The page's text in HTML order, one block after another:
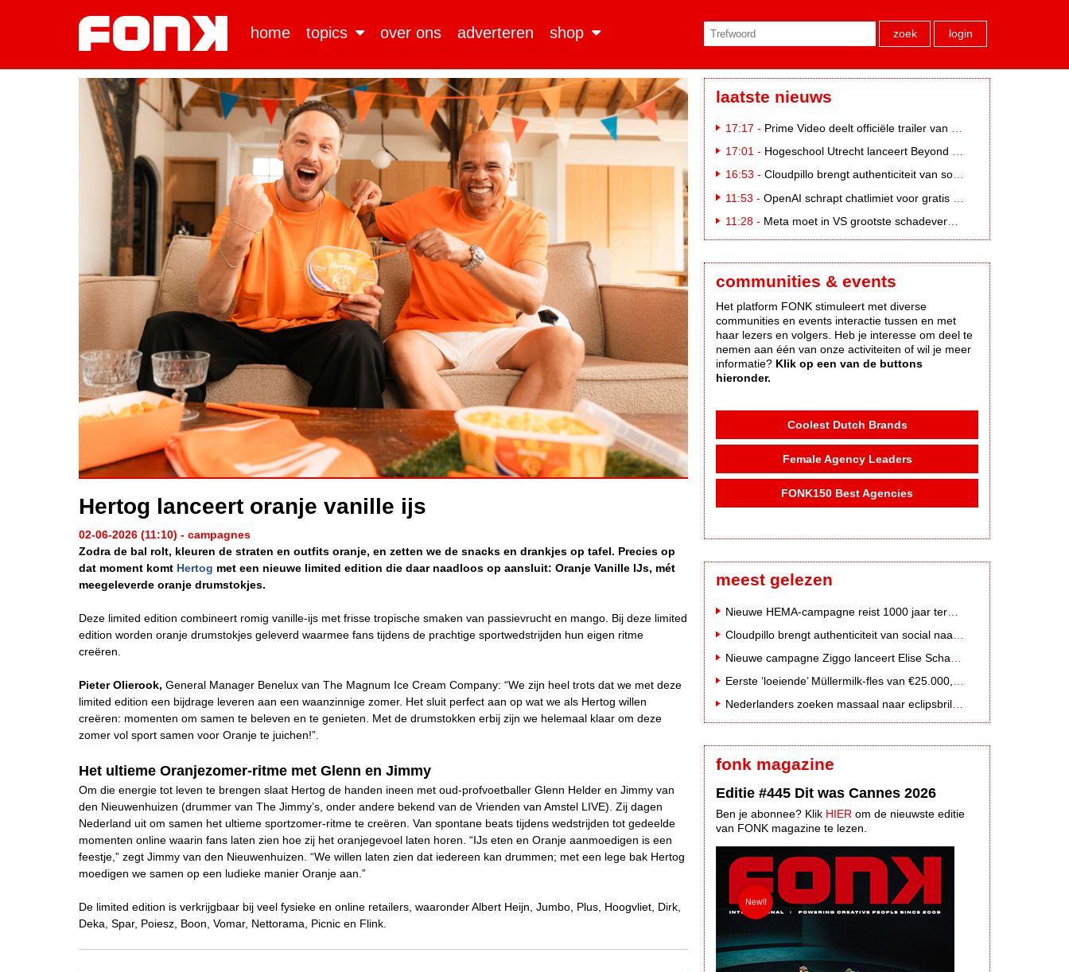
home topics over ons adverteren shop zoek login
Hertog lanceert oranje vanille ijs
02-06-2026 (11:10) - campagnes
Zodra de bal rolt, kleuren de straten en outfits oranje, en zetten we de snacks en drankjes op tafel. Precies op
dat moment komt Hertog met een nieuwe limited edition die daar naadloos op aansluit: Oranje Vanille IJs, mét
meegeleverde oranje drumstokjes.
Deze limited edition combineert romig vanille-ijs met frisse tropische smaken van passievrucht en mango. Bij deze limited
edition worden oranje drumstokjes geleverd waarmee fans tijdens de prachtige sportwedstrijden hun eigen ritme
creëren.
Pieter Olierook, General Manager Benelux van The Magnum Ice Cream Company: “We zijn heel trots dat we met deze
limited edition een bijdrage leveren aan een waanzinnige zomer. Het sluit perfect aan op wat we als Hertog willen
creëren: momenten om samen te beleven en te genieten. Met de drumstokken erbij zijn we helemaal klaar om deze
zomer vol sport samen voor Oranje te juichen!”.
Het ultieme Oranjezomer-ritme met Glenn en Jimmy
Om die energie tot leven te brengen slaat Hertog de handen ineen met oud-profvoetballer Glenn Helder en Jimmy van
den Nieuwenhuizen (drummer van The Jimmy’s, onder andere bekend van de Vrienden van Amstel LIVE). Zij dagen
Nederland uit om samen het ultieme sportzomer-ritme te creëren. Van spontane beats tijdens wedstrijden tot gedeelde
momenten online waarin fans laten zien hoe zij het oranjegevoel laten horen. “IJs eten en Oranje aanmoedigen is een
feestje,” zegt Jimmy van den Nieuwenhuizen. “We willen laten zien dat iedereen kan drummen; met een lege bak Hertog
moedigen we samen op een ludieke manier Oranje aan.”
De limited edition is verkrijgbaar bij veel fysieke en online retailers, waaronder Albert Heijn, Jumbo, Plus, Hoogvliet, Dirk,
Deka, Spar, Poiesz, Boon, Vomar, Nettorama, Picnic en Flink.
laatste nieuws
17:17 - Prime Video deelt officiële trailer van L*VE KLEINE
17:01 - Hogeschool Utrecht lanceert Beyond Campus binnen International Creative Business
16:53 - Cloudpillo brengt authenticiteit van social naar tv
11:53 - OpenAI schrapt chatlimiet voor gratis ChatGPT-gebruikers
11:28 - Meta moet in VS grootste schadevergoeding ooit betalen: 567 miljoen dollar
communities & events
Het platform FONK stimuleert met diverse
communities en events interactie tussen en met
haar lezers en volgers. Heb je interesse om deel te
nemen aan één van onze activiteiten of wil je meer
informatie? Klik op een van de buttons
hieronder.
Coolest Dutch Brands
Female Agency Leaders
FONK150 Best Agencies
meest gelezen
Nederlanders zoeken massaal naar eclipsbrillen op Marktplaats
fonk magazine
Editie #445 Dit was Cannes 2026
Ben je abonnee? Klik HIER om de nieuwste editie
van FONK magazine te lezen.